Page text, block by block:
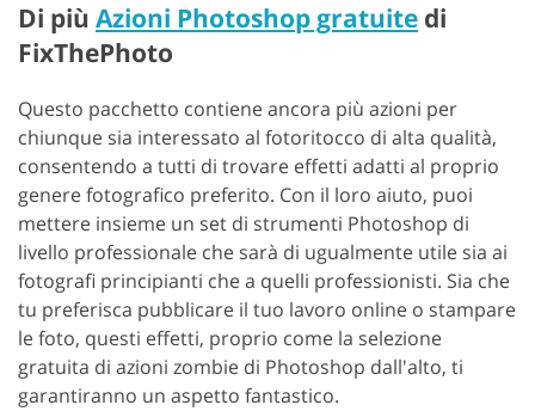
Di più Azioni Photoshop gratuite di
FixThePhoto
Questo pacchetto contiene ancora più azioni per
chiunque sia interessato al fotoritocco di alta qualità,
consentendo a tutti di trovare effetti adatti al proprio
genere fotografico preferito. Con il loro aiuto, puoi
mettere insieme un set di strumenti Photoshop di
livello professionale che sarà di ugualmente utile sia ai
fotografi principianti che a quelli professionisti. Sia che
tu preferisca pubblicare il tuo lavoro online o stampare
le foto, questi effetti, proprio come la selezione
gratuita di azioni zombie di Photoshop dall'alto, ti
garantiranno un aspetto fantastico.